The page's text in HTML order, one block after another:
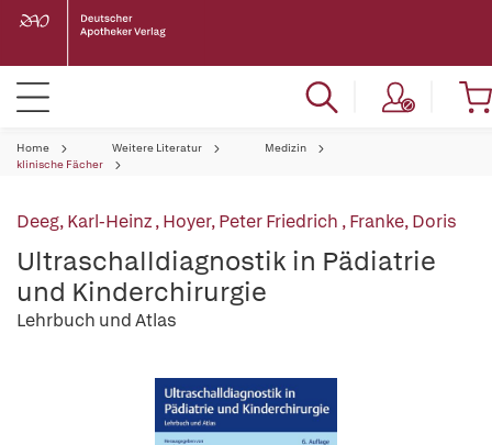
Home Weitere Literatur
Medizin
klinische Fächer
Deeg, Karl-Heinz,Hoyer, Peter Friedrich ,Franke, Doris
Ultraschalldiagnostik in Pädiatrie
und Kinderchirurgie
Lehrbuch und Atlas